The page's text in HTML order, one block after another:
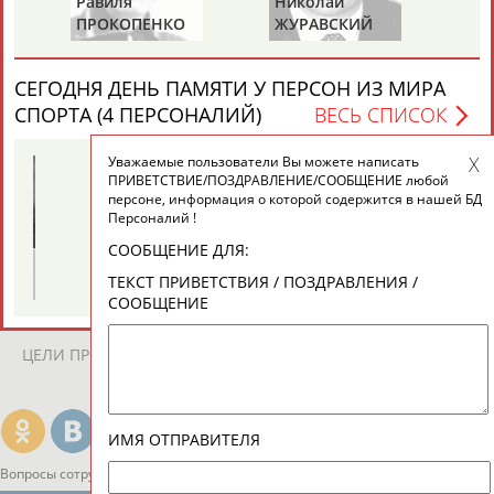
борьба. Полуфиналы до 50, 55, 59, 68, 76 кг. 9 апреля (прямая
видеотрансляция)
...чемпионата мира; До 55 кг. Екатерина Вербина; До 59 кг.
Анастасия Сидельникова; До 68 кг. Елизавета Петлякова;
До 76...
(Проект: Информационное агентство СТАДИОН)
ТАБЛО АКТИВНОСТИ
ЦЕЛИ ПРОЕКТА
Вопросы сотрудничества и совместной деятельности
ПРОКОПЕНКО
(САЛИМОВА)
ЖУРАВСКИЙ
СЕГОДНЯ ДЕНЬ ПАМЯТИ У ПЕРСОН ИЗ МИРА
СПОРТА (4 ПЕРСОНАЛИЙ)
ВЕСЬ СПИСОК
Виталия
ТУОМАЙТЕ
ШАХОВ
Уважаемые пользователи Вы можете написать
ПРИВЕТСТВИЕ/ПОЗДРАВЛЕНИЕ/СООБЩЕНИЕ любой
персоне, информация о которой содержится в нашей БД
Персоналий !
СООБЩЕНИЕ ДЛЯ:
ТЕКСТ ПРИВЕТСТВИЯ / ПОЗДРАВЛЕНИЯ /
СООБЩЕНИЕ
ИМЯ ОТПРАВИТЕЛЯ